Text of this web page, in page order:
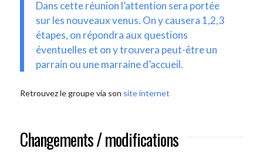
Dans cette réunion l’attention sera portée
sur les nouveaux venus. On y causera 1,2,3
étapes, on répondra aux questions
éventuelles et on y trouvera peut-être un
parrain ou une marraine d’accueil.
Retrouvez le groupe via son site internet
Changements / modifications